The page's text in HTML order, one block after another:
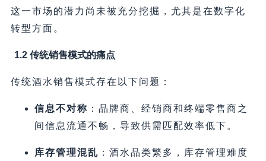
这一市场的潜力尚未被充分挖掘，尤其是在数字化
转型方面。
1.2 传统销售模式的痛点
传统酒水销售模式存在以下问题：
信息不对称 ：品牌商、经销商和终端零售商之
间信息流通不畅，导致供需匹配效率低下。
库存管理混乱 ：酒水品类繁多，库存管理难度